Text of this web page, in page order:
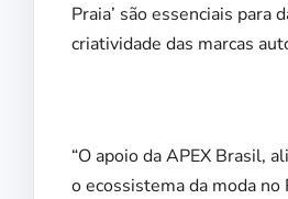
Praia’ são essenciais
criatividade das marcas
“O apoio da APEX Brasil,
o ecossistema da moda